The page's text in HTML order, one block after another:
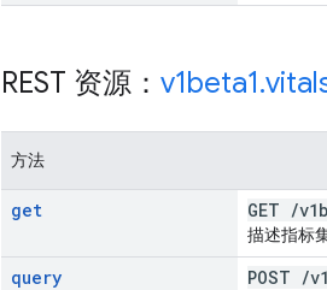
REST 资源： v1beta1.
方法
get GET /
描述指标
query POST /